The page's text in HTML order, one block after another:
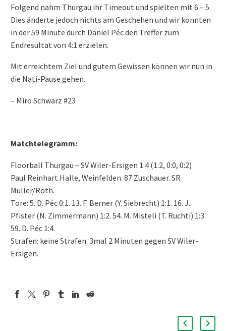
Folgend nahm Thurgau ihr Timeout und spielten mit 6 – 5.
Dies änderte jedoch nichts am Geschehen und wir konnten
in der 59 Minute durch Daniel Péc den Treffer zum
Endresultat von 4:1 erzielen.
Mit erreichtem Ziel und gutem Gewissen können wir nun in
die Nati-Pause gehen.
– Miro Schwarz #23
Matchtelegramm:
Floorball Thurgau – SV Wiler-Ersigen 1:4 (1:2, 0:0, 0:2)
Paul Reinhart Halle, Weinfelden. 87 Zuschauer. SR
Müller/Roth.
Tore: 5. D. Péc 0:1. 13. F. Berner (Y. Siebrecht) 1:1. 16. J.
Pfister (N. Zimmermann) 1:2. 54. M. Misteli (T. Ruchti) 1:3.
59. D. Péc 1:4.
Strafen: keine Strafen. 3mal 2 Minuten gegen SV Wiler-
Ersigen.